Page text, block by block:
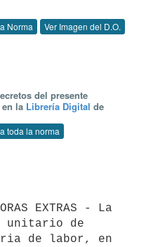
Norma Ver Imagen del D.O.
del presente
la Librería Digital de
toda la norma
unitario de
de labor, en